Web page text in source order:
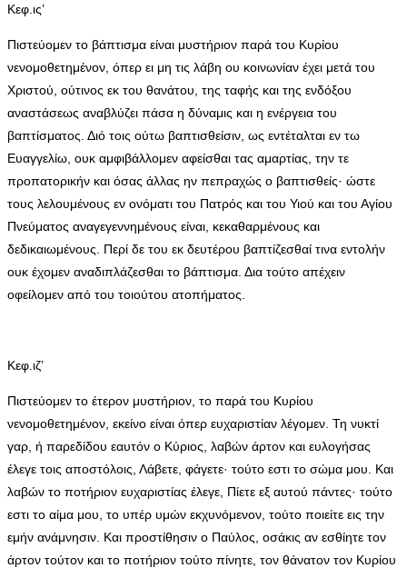
Κεφ.ις’
Πιστεύομεν το βάπτισμα είναι μυστήριον παρά του Κυρίου
νενομοθετημένον, όπερ ει μη τις λάβη ου κοινωνίαν έχει μετά του
Χριστού, ούτινος εκ του θανάτου, της ταφής και της ενδόξου
αναστάσεως αναβλύζει πάσα η δύναμις και η ενέργεια του
βαπτίσματος. Διό τοις ούτω βαπτισθείσιν, ως εντέταλται εν τω
Ευαγγελίω, ουκ αμφιβάλλομεν αφείσθαι τας αμαρτίας, την τε
προπατορικήν και όσας άλλας ην πεπραχώς ο βαπτισθείς· ώστε
τους λελουμένους εν ονόματι του Πατρός και του Υιού και του Αγίου
Πνεύματος αναγεγεννημένους είναι, κεκαθαρμένους και
δεδικαιωμένους. Περί δε του εκ δευτέρου βαπτίζεσθαί τινα εντολήν
ουκ έχομεν αναδιπλάζεσθαι το βάπτισμα. Δια τούτο απέχειν
οφείλομεν από του τοιούτου ατοπήματος.
Κεφ.ιζ’
Πιστεύομεν το έτερον μυστήριον, το παρά του Κυρίου
νενομοθετημένον, εκείνο είναι όπερ ευχαριστίαν λέγομεν. Τη νυκτί
γαρ, ή παρεδίδου εαυτόν ο Κύριος, λαβών άρτον και ευλογήσας
έλεγε τοις αποστόλοις, Λάβετε, φάγετε· τούτο εστι το σώμα μου. Και
λαβών το ποτήριον ευχαριστίας έλεγε, Πίετε εξ αυτού πάντες· τούτο
εστι το αίμα μου, το υπέρ υμών εκχυνόμενον, τούτο ποιείτε εις την
εμήν ανάμνησιν. Και προστίθησιν ο Παύλος, οσάκις αν εσθίητε τον
άρτον τούτον και το ποτήριον τούτο πίνητε, τον θάνατον τον Κυρίου